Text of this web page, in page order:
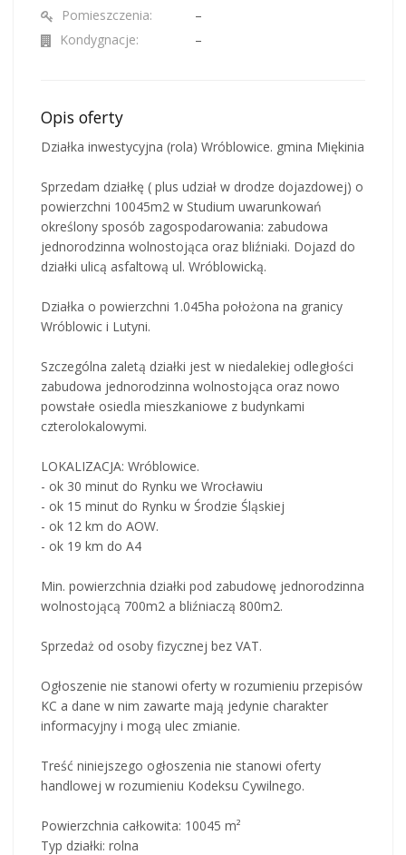
Pomieszczenia:
–
Kondygnacje:
–
Opis oferty
Działka inwestycyjna (rola) Wróblowice. gmina Miękinia
Sprzedam działkę ( plus udział w drodze dojazdowej) o
powierzchni 10045m2 w Studium uwarunkowań
określony sposób zagospodarowania: zabudowa
jednorodzinna wolnostojąca oraz bliźniaki. Dojazd do
działki ulicą asfaltową ul. Wróblowicką.
Działka o powierzchni 1.045ha położona na granicy
Wróblowic i Lutyni.
Szczególna zaletą działki jest w niedalekiej odległości
zabudowa jednorodzinna wolnostojąca oraz nowo
powstałe osiedla mieszkaniowe z budynkami
czterolokalowymi.
LOKALIZACJA: Wróblowice.
- ok 30 minut do Rynku we Wrocławiu
- ok 15 minut do Rynku w Środzie Śląskiej
- ok 12 km do AOW.
- ok 19 km do A4
Min. powierzchnia działki pod zabudowę jednorodzinna
wolnostojącą 700m2 a bliźniaczą 800m2.
Sprzedaż od osoby fizycznej bez VAT.
Ogłoszenie nie stanowi oferty w rozumieniu przepisów
KC a dane w nim zawarte mają jedynie charakter
informacyjny i mogą ulec zmianie.
Treść niniejszego ogłoszenia nie stanowi oferty
handlowej w rozumieniu Kodeksu Cywilnego.
Powierzchnia całkowita: 10045 m²
Typ działki: rolna